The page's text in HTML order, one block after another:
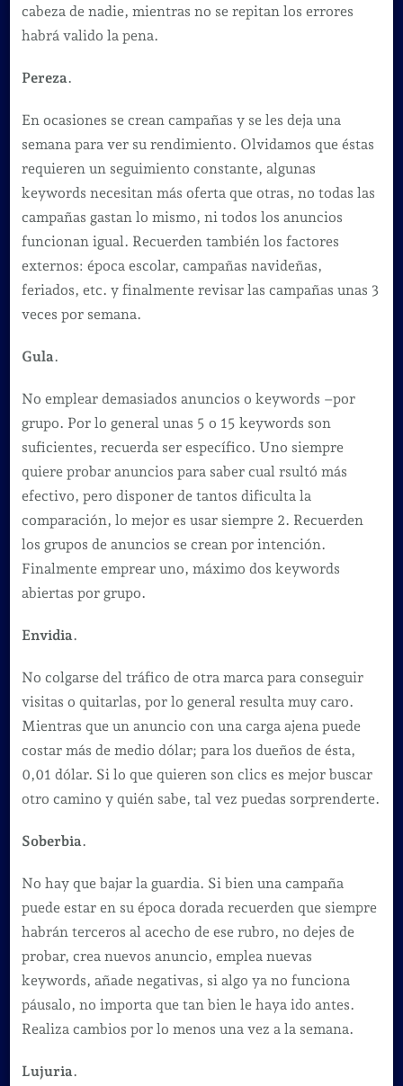
cabeza de nadie, mientras no se repitan los errores
habrá valido la pena.
Pereza.
En ocasiones se crean campañas y se les deja una
semana para ver su rendimiento. Olvidamos que éstas
requieren un seguimiento constante, algunas
keywords necesitan más oferta que otras, no todas las
campañas gastan lo mismo, ni todos los anuncios
funcionan igual. Recuerden también los factores
externos: época escolar, campañas navideñas,
feriados, etc. y finalmente revisar las campañas unas 3
veces por semana.
Gula.
No emplear demasiados anuncios o keywords –por
grupo. Por lo general unas 5 o 15 keywords son
suficientes, recuerda ser específico. Uno siempre
quiere probar anuncios para saber cual rsultó más
efectivo, pero disponer de tantos dificulta la
comparación, lo mejor es usar siempre 2. Recuerden
los grupos de anuncios se crean por intención.
Finalmente emprear uno, máximo dos keywords
abiertas por grupo.
Envidia.
No colgarse del tráfico de otra marca para conseguir
visitas o quitarlas, por lo general resulta muy caro.
Mientras que un anuncio con una carga ajena puede
costar más de medio dólar; para los dueños de ésta,
0,01 dólar. Si lo que quieren son clics es mejor buscar
otro camino y quién sabe, tal vez puedas sorprenderte.
Soberbia.
No hay que bajar la guardia. Si bien una campaña
puede estar en su época dorada recuerden que siempre
habrán terceros al acecho de ese rubro, no dejes de
probar, crea nuevos anuncio, emplea nuevas
keywords, añade negativas, si algo ya no funciona
páusalo, no importa que tan bien le haya ido antes.
Realiza cambios por lo menos una vez a la semana.
Lujuria.